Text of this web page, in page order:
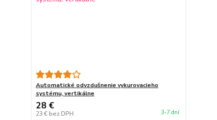
Automatické odvzdušnenie vykurovacieho
systému, vertikálne
28 €
23 € bez DPH 3-7 dní